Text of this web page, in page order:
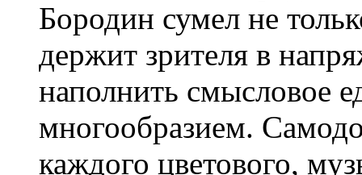
Бородин сумел не
держит зрителя в
наполнить смысловое
многообразием.
каждого цветового,